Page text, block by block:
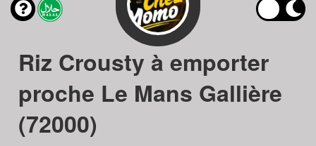
Riz Crousty à emporter
proche Le Mans Gallière
(72000)